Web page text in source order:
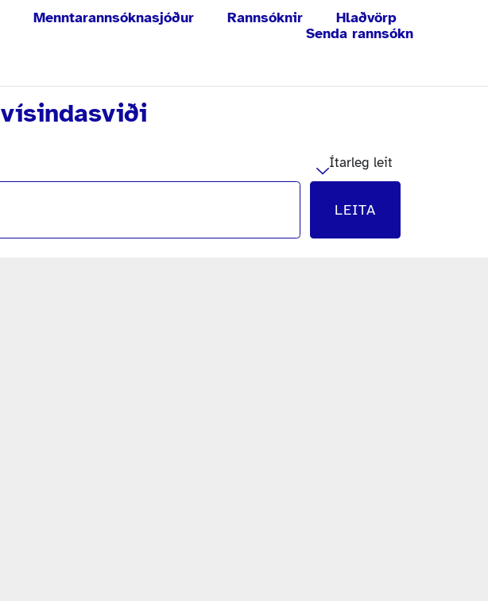
Menntarannsóknasjóður Rannsóknir
Hlaðvörp
Senda rannsókn
Ítarleg leit
LEITA